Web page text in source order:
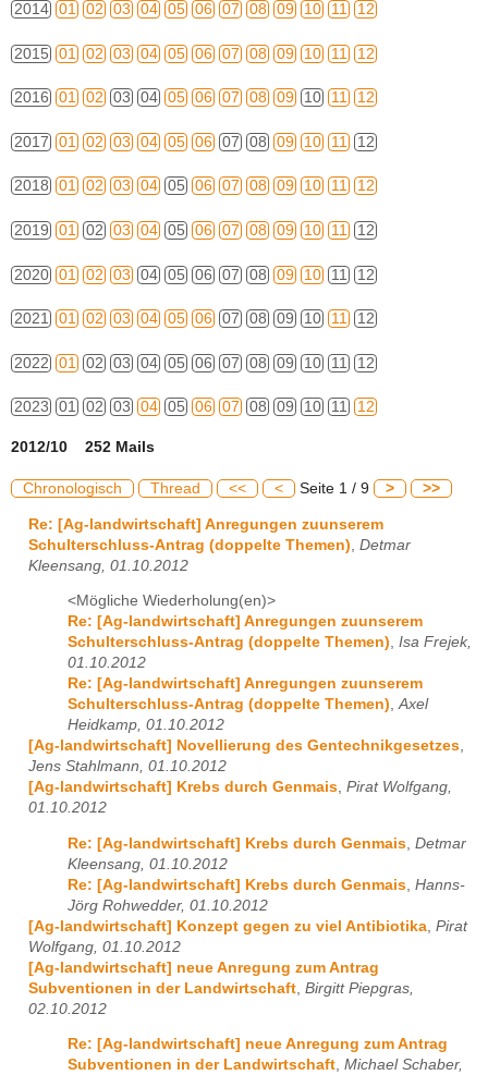
2014 01 02 03 04 05 06 07 08 09 10 11 12
2015 01 02 03 04 05 06 07 08 09 10 11 12
2016 01 02 03 04 05 06 07 08 09 10 11 12
2017 01 02 03 04 05 06 07 08 09 10 11 12
2018 01 02 03 04 05 06 07 08 09 10 11 12
2019 01 02 03 04 05 06 07 08 09 10 11 12
2020 01 02 03 04 05 06 07 08 09 10 11 12
2021 01 02 03 04 05 06 07 08 09 10 11 12
2022 01 02 03 04 05 06 07 08 09 10 11 12
2023 01 02 03 04 05 06 07 08 09 10 11 12
2012/10 252 Mails
Chronologisch Thread << < Seite 1 / 9 > >>
Re: [Ag-landwirtschaft] Anregungen zuunserem
Schulterschluss-Antrag (doppelte Themen) Detmar
Kleensang, 01.10.2012
<Mögliche Wiederholung(en)>
Re: [Ag-landwirtschaft] Anregungen zuunserem
Schulterschluss-Antrag (doppelte Themen), Isa Frejek,
01.10.2012
Re: [Ag-landwirtschaft] Anregungen zuunserem
Schulterschluss-Antrag (doppelte Themen),Axel
Heidkamp, 01.10.2012
[Ag-landwirtschaft] Novellierung des Gentechnikgesetzes,
Jens Stahlmann, 01.10.2012
[Ag-landwirtschaft] Krebs durch Genmais, Pirat Wolfgang,
01.10.2012
Re: [Ag-landwirtschaft] Krebs durch Genmais Detmar
Kleensang, 01.10.2012
Re: [Ag-landwirtschaft] Krebs durch Genmais Hanns-
Jörg Rohwedder, 01.10.2012
[Ag-landwirtschaft] Konzept gegen zu viel Antibiotika Pirat
Wolfgang, 01.10.2012
[Ag-landwirtschaft] neue Anregung zum Antrag
Subventionen in der Landwirtschaft Birgitt Piepgras,
02.10.2012
Re: [Ag-landwirtschaft] neue Anregung zum Antrag
Subventionen in der Landwirtschaft, Michael Schaber,